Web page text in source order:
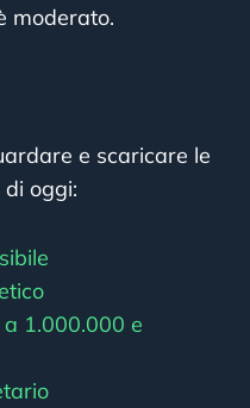
moderato.
e scaricare le
oggi:
1.000.000 e